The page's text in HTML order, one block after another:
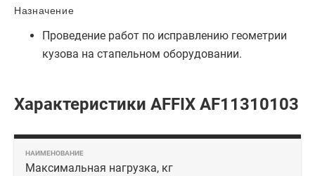
Назначение
Проведение работ по исправлению геометрии
кузова на стапельном оборудовании.
Характеристики AFFIX AF11310103
Максимальная нагрузка, кг